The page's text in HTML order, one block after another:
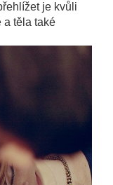
je kvůli
a těla také